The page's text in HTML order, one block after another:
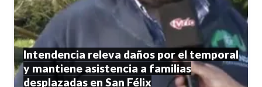
Intendencia releva daños por el temporal
y mantiene asistencia a familias
desplazadas en San Félix